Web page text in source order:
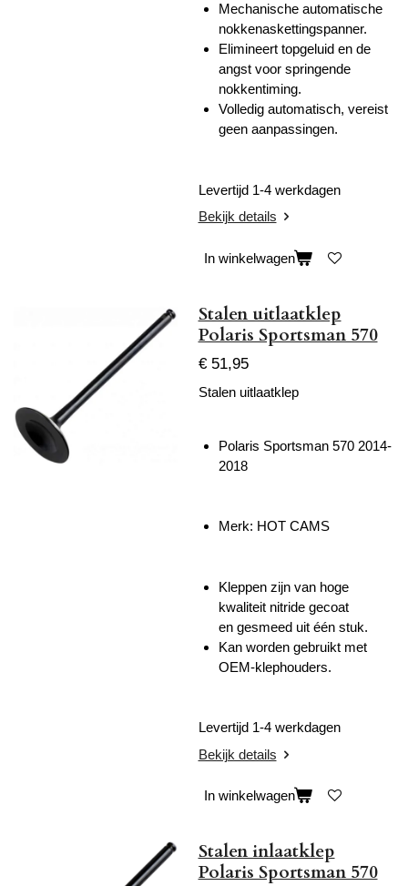
Mechanische automatische
nokkenaskettingspanner.
Elimineert topgeluid en de
angst voor springende
nokkentiming.
Volledig automatisch, vereist
geen aanpassingen.
Levertijd 1-4 werkdagen
Bekijk details
In winkelwagen
Stalen uitlaatklep
Polaris Sportsman 570
€ 51,95
Stalen uitlaatklep
Polaris Sportsman 570 2014-
2018
Merk: HOT CAMS
Kleppen zijn van hoge
kwaliteit nitride gecoat
en gesmeed uit één stuk.
Kan worden gebruikt met
OEM-klephouders.
Levertijd 1-4 werkdagen
Bekijk details
In winkelwagen
Stalen inlaatklep
Polaris Sportsman 570